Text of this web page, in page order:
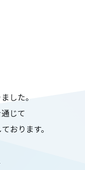
した。
じて
おります。